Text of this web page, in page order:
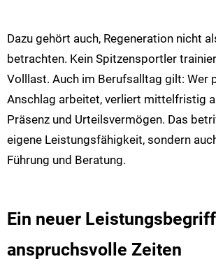
Dazu gehört auch, Regeneration nicht
betrachten. Kein Spitzensportler
Volllast. Auch im Berufsalltag gilt: Wer
Anschlag arbeitet, verliert mittelfristig
Präsenz und Urteilsvermögen. Das
eigene Leistungsfähigkeit, sondern
Führung und Beratung.
Ein neuer
anspruchsvolle Zeiten